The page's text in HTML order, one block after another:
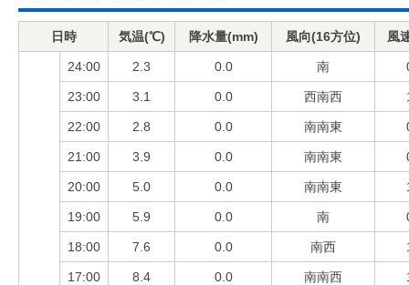
日時 気温(℃) 降水量(mm) 風向(16方位) 風
24:00 2.3 0.0 南
23:00 3.1 0.0 西南西
22:00 2.8 0.0 南南東
21:00 3.9 0.0 南南東
20:00 5.0 0.0 南南東
19:00 5.9 0.0 南
18:00 7.6 0.0 南西
17:00 8.4 0.0 南南西